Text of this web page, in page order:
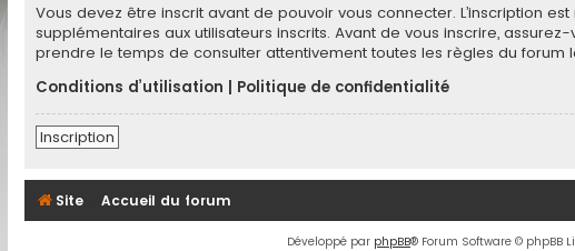
Vous devez être inscrit avant de pouvoir vous connecter. L’inscription
supplémentaires aux utilisateurs inscrits. Avant de vous inscrire,
prendre le temps de consulter attentivement toutes les règles du forum
Conditions d’utilisation
Politique de confidentialité
Inscription
Site Accueil du forum
Développé par phpBB® Forum Software © phpBB